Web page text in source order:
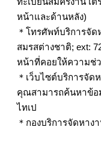
หน้าและด้านหลัง)
＊โทรศัพท์บริการจัด
สมรสต่างชาติ; ext:
หน้าที่คอยให้ความช่
＊เว็บไซต์บริการจัด
คุณสามารถค้นหาข้อ
ไทเป
＊กองบริการจัดหาง